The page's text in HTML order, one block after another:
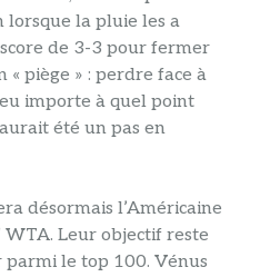
la pluie les a
de 3-3 pour fermer
« piège » : perdre face à
importe à quel point
été un pas en
désormais l’Américaine
WTA. Leur objectif reste
parmi le top 100. Vénus